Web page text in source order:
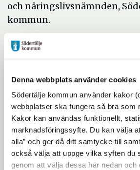
Denna webbplats använder cookies
Södertälje kommun använder kakor
webbplatser ska fungera så bra som
Kakor kan användas funktionellt,
marknadsföringssyfte. Du kan välja
alla” och ger då ditt samtycke till
också välja att uppge vilka syften du
genom att välja dessa här nedan och
och näringslivsnämnden,
kommun.
För att inspirera elever att
akademiska studier erbjuder
samarbete med KTH. I
finnas ytterligare ett.
Handelshögskolan har nu en
avsiktsförklaring i syfte att
undersöka förutsättningarna
samhällsvetenskapligt basår
regi i Södertälje.